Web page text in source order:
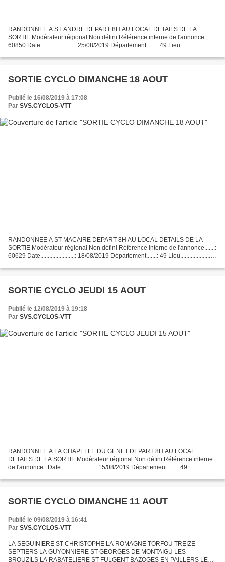
RANDONNEE A ST ANDRE DEPART 8H AU LOCAL DETAILS DE LA
SORTIE Modérateur régional Non défini Référence interne de l'annonce.......:
60850 Date.......................: 25/08/2019 Département.......: 49 Lieu......................:
SORTIE CYCLO DIMANCHE 18 AOUT
Publié le 16/08/2019 à 17:08
Par SVS.CYCLOS-VTT
RANDONNEE A ST MACAIRE DEPART 8H AU LOCAL DETAILS DE LA
SORTIE Modérateur régional Non défini Référence interne de l'annonce.......:
60629 Date.......................: 18/08/2019 Département.......: 49 Lieu......................:
SORTIE CYCLO JEUDI 15 AOUT
Publié le 12/08/2019 à 19:18
Par SVS.CYCLOS-VTT
RANDONNEE A LA CHAPELLE DU GENET DEPART 8H AU LOCAL
DETAILS DE LA SORTIE Modérateur régional Non défini Référence interne
de l'annonce.. Date.......................: 15/08/2019 Département.......: 49
SORTIE CYCLO DIMANCHE 11 AOUT
Publié le 09/08/2019 à 16:41
Par SVS.CYCLOS-VTT
LA SEGUINIERE ST CHRISTOPHE LA ROMAGNE TORFOU TREIZE
SEPTIERS LA GUYONNIERE ST GEORGES DE MONTAIGU LES
BROUZILS LA RABATELIERE ST FULGENT BAZOGES EN PAILLERS LES